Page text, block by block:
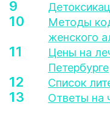
Методы
женского
Цены на
Петербурге
Список
Ответы на